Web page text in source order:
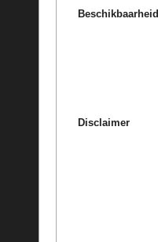
Beschikbaarheid
Disclaimer